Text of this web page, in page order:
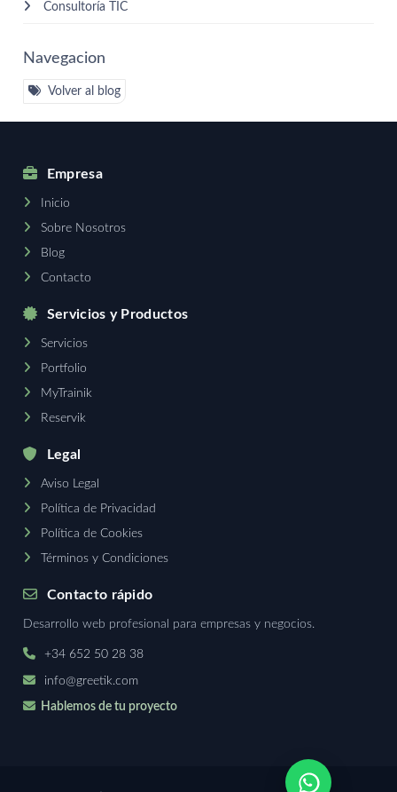
Consultoría TIC
Navegacion
Volver al blog
Empresa
Inicio
Sobre Nosotros
Blog
Contacto
Servicios y Productos
Servicios
Portfolio
MyTrainik
Reservik
Legal
Aviso Legal
Política de Privacidad
Política de Cookies
Términos y Condiciones
Contacto rápido
Desarrollo web profesional para empresas y negocios.
+34 652 50 28 38
info@greetik.com
Hablemos de tu proyecto